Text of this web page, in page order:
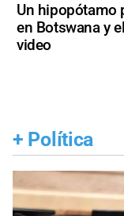
Un hipopótamo
en Botswana y
video
+ Política